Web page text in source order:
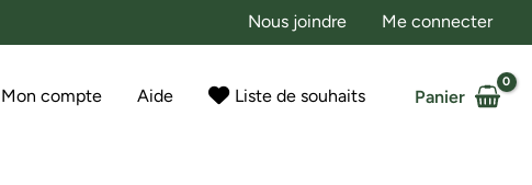
Nous joindre Me connecter
Mon compte Aide Liste de souhaits Panier